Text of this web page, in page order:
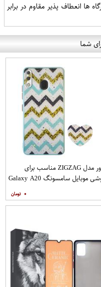
ها انعطاف پذیر مقاوم در برابر
شما
کاور مدل ZIGZAG مناسب برای
گوشی موبایل سامسونگ Galaxy A20
۰